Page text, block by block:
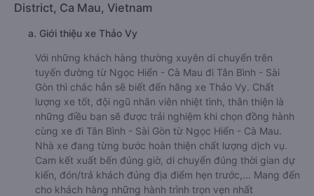
District, Ca Mau, Vietnam
a. Giới thiệu xe Thảo Vy
Với những khách hàng thường xuyên di chuyển trên
tuyến đường từ Ngọc Hiển - Cà Mau đi Tân Bình - Sài
Gòn thì chắc hẳn sẽ biết đến hãng xe Thảo Vy. Chất
lượng xe tốt, đội ngũ nhân viên nhiệt tình, thân thiện là
những điều bạn sẽ được trải nghiệm khi chọn đồng hành
cùng xe đi Tân Bình - Sài Gòn từ Ngọc Hiển - Cà Mau.
Nhà xe đang từng bước hoàn thiện chất lượng dịch vụ.
Cam kết xuất bến đúng giờ, di chuyển đúng thời gian dự
kiến, đón/trả khách đúng địa điểm hẹn trước,... Mang đến
cho khách hàng những hành trình trọn vẹn nhất